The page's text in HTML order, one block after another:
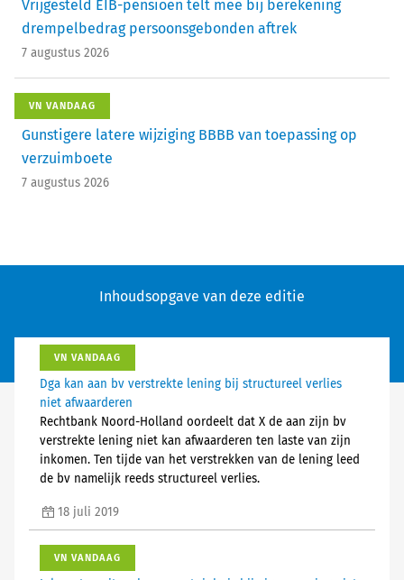
Vrijgesteld EIB-pensioen telt mee bij berekening
drempelbedrag persoonsgebonden aftrek
7 augustus 2026
VN VANDAAG
Gunstigere latere wijziging BBBB van toepassing op
verzuimboete
7 augustus 2026
Inhoudsopgave van deze editie
VN VANDAAG
Dga kan aan bv verstrekte lening bij structureel verlies
niet afwaarderen
Rechtbank Noord-Holland oordeelt dat X de aan zijn bv
verstrekte lening niet kan afwaarderen ten laste van zijn
inkomen. Ten tijde van het verstrekken van de lening leed
de bv namelijk reeds structureel verlies.
18 juli 2019
VN VANDAAG